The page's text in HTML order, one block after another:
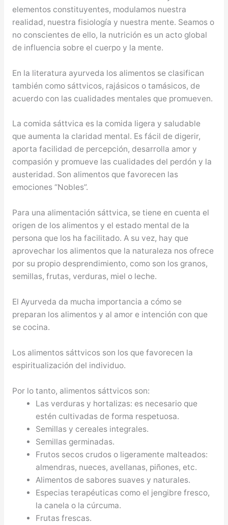
elementos constituyentes, modulamos nuestra
realidad, nuestra fisiología y nuestra mente. Seamos o
no conscientes de ello, la nutrición es un acto global
de influencia sobre el cuerpo y la mente.
En la literatura ayurveda los alimentos se clasifican
también como sáttvicos, rajásicos o tamásicos, de
acuerdo con las cualidades mentales que promueven.
La comida sáttvica es la comida ligera y saludable
que aumenta la claridad mental. Es fácil de digerir,
aporta facilidad de percepción, desarrolla amor y
compasión y promueve las cualidades del perdón y la
austeridad. Son alimentos que favorecen las
emociones “Nobles”.
Para una alimentación sáttvica, se tiene en cuenta el
origen de los alimentos y el estado mental de la
persona que los ha facilitado. A su vez, hay que
aprovechar los alimentos que la naturaleza nos ofrece
por su propio desprendimiento, como son los granos,
semillas, frutas, verduras, miel o leche.
El Ayurveda da mucha importancia a cómo se
preparan los alimentos y al amor e intención con que
se cocina.
Los alimentos sáttvicos son los que favorecen la
espiritualización del individuo.
Por lo tanto, alimentos sáttvicos son:
Las verduras y hortalizas: es necesario que
estén cultivadas de forma respetuosa.
Semillas y cereales integrales.
Semillas germinadas.
Frutos secos crudos o ligeramente malteados:
almendras, nueces, avellanas, piñones, etc.
Alimentos de sabores suaves y naturales.
Especias terapéuticas como el jengibre fresco,
la canela o la cúrcuma.
Frutas frescas.